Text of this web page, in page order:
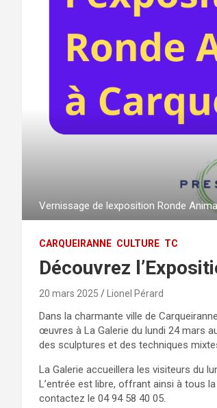
Vernissage de lexposition Ronde
CARQUEIRANNE CULTURE TC
Découvrez
20 mars 2025 Lionel Pérard
Dans la charmante ville de
œuvres à La Galerie du lundi 24 mars
des sculptures et des techniques
La Galerie accueillera les visiteurs du
L’entrée est libre, offrant ainsi à tous
contactez le 04 94 58 40 05.